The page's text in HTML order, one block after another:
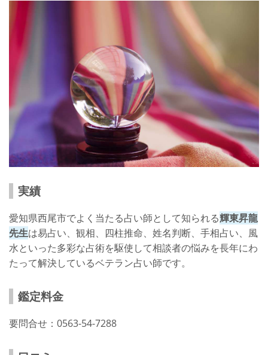
実績
愛知県西尾市でよく当たる占い師として知られる輝東昇龍
先生は易占い、観相、四柱推命、姓名判断、手相占い、風
水といった多彩な占術を駆使して相談者の悩みを長年にわ
たって解決しているベテラン占い師です。
鑑定料金
要問合せ：0563-54-7288